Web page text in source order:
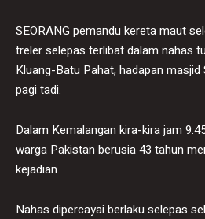
SEORANG pemandu kereta maut
treler selepas terlibat dalam nahas
Kluang-Batu Pahat, hadapan masjid
pagi tadi.
Dalam Kemalangan kira-kira jam
warga Pakistan berusia 43 tahun
kejadian.
Nahas dipercayai berlaku selepas